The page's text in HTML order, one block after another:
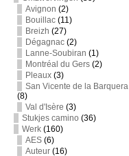
Avignon (2)
Bouillac(11)
Breizh (27)
Dégagnac(2)
Lanne-Soubiran (1)
Montréal du Gers(2)
Pleaux(3)
San Vicente de la Barquera
(8)
Val d'Isère (3)
Stukjes camino (36)
Werk(160)
AES(6)
Auteur(16)